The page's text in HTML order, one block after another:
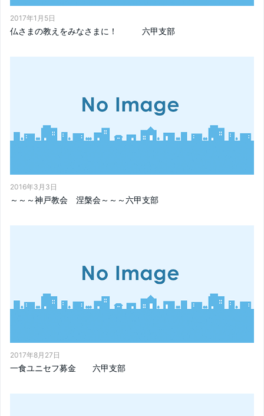
2017年1月5日
仏さまの教えをみなさまに！ 六甲支部
2016年3月3日
～～～神戸教会 涅槃会～～～六甲支部
2017年8月27日
一食ユニセフ募金 六甲支部